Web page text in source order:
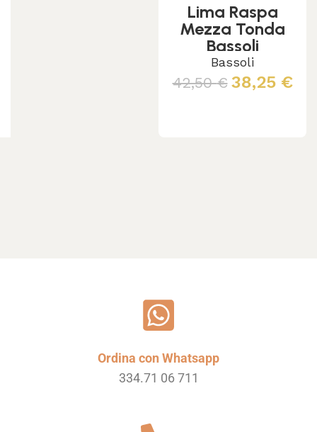
Lima Raspa
Mezza Tonda
Bassoli
Bassoli
42,50€ 38,25 €
Ordina con Whatsapp
334.71 06 711